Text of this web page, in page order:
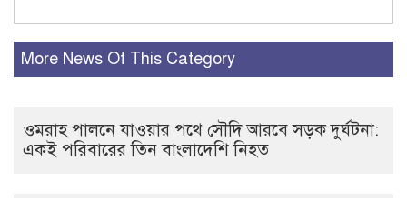
More News Of This Category
ওমরাহ পালনে যাওয়ার পথে সৌদি আরবে সড়ক দুর্ঘটনা:
একই পরিবারের তিন বাংলাদেশি নিহত